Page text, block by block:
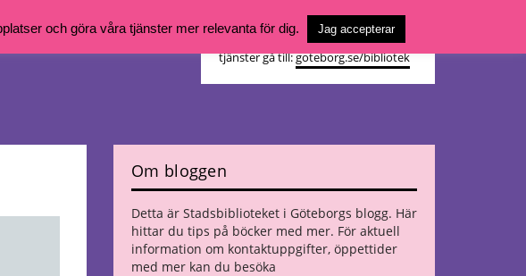
Vill du söka böcker, logga in på ditt
bibliotekskonto eller nå övriga
tjänster gå till:goteborg.se/bibliotek
Om bloggen
Detta är Stadsbiblioteket i Göteborgs blogg. Här
hittar du tips på böcker med mer. För aktuell
information om kontaktuppgifter, öppettider
med mer kan du besöka
och göra våra tjänster mer relevanta för dig. Jag accepterar